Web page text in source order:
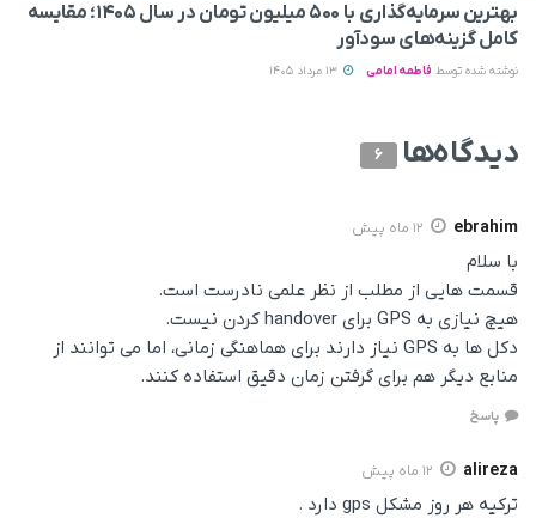
بهترین سرمایه‌گذاری با ۵۰۰ میلیون تومان در سال ۱۴۰۵؛ مقایسه
کامل گزینه‌های سودآور
نوشته شده توسط فاطمه امامی
دیدگاه‌ها 6
ebrahim 12 ماه پیش
با سلام
قسمت هایی از مطلب از نظر علمی نادرست است.
هیچ نیازی به GPS برای handover کردن نیست.
دکل ها به GPS نیاز دارند برای هماهنگی زمانی، اما می توانند از
منابع دیگر هم برای گرفتن زمان دقیق استفاده کنند.
پاسخ
alireza 12 ماه پیش
ترکیه هر روز مشکل gps دارد .